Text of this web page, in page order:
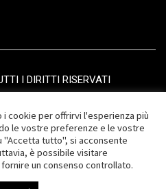
I DIRITTI RISERVATI
cookie per offrirvi l'esperienza più
le vostre preferenze e le vostre
tutto", si acconsente
è possibile visitare
un consenso controllato.